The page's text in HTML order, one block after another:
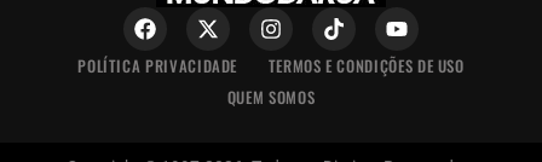
POLÍTICA PRIVACIDADE
TERMOS E CONDIÇÕES DE USO
QUEM SOMOS